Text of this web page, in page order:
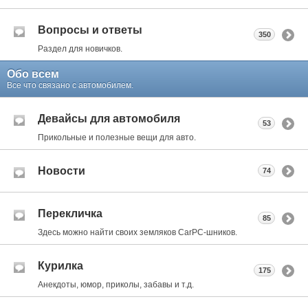
Вопросы и ответы
Раздел для новичков.
350
Обо всем
Все что связано с автомобилем.
Девайсы для автомобиля
Прикольные и полезные вещи для авто.
53
Новости 74
Перекличка
Здесь можно найти своих земляков CarPC-шников.
85
Курилка
Анекдоты, юмор, приколы, забавы и т.д.
175